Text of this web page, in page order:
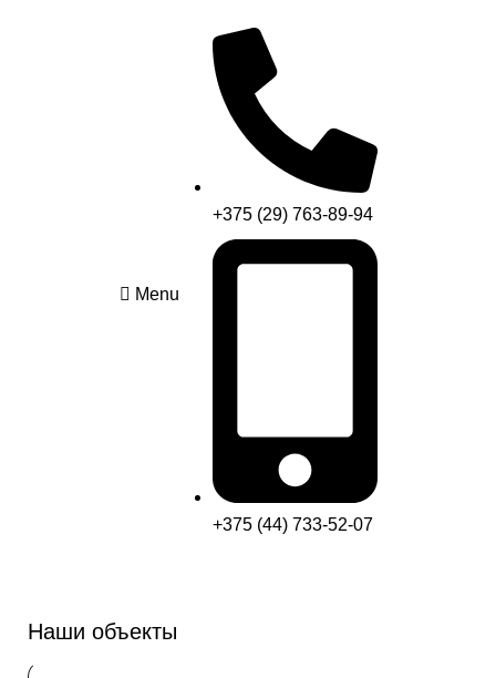
Menu
+375 (29) 763-89-94
+375 (44) 733-52-07
Наши объекты